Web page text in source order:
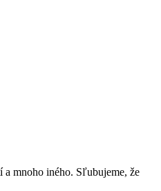
a mnoho iného. Sľubujeme, že